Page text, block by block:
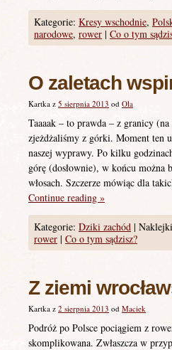
Kategorie: Kresy wschodnie,
narodowe, rower | Co o tym
O zaletach
Kartka z 5 sierpnia 2013 od Ola
Taaaak – to prawda – z granicy
zjeżdżaliśmy z górki. Moment ten
naszej wyprawy. Po kilku
górę (dosłownie), w końcu można
włosach. Szczerze mówiąc dla
Continue reading »
Kategorie: Dziki zachód |
rower | Co o tym sądzisz?
Z ziemi
Kartka z 2 sierpnia 2013 od Maciek
Podróż po Polsce pociągiem z
skomplikowana. Zwłaszcza w